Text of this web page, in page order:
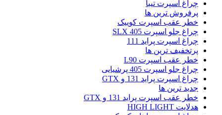
چراغ اسپرت تیبا
پرفروش ترین ها
خطر عقب اسپرت کوییک
چراغ جلو اسپرت 405 SLX
چراغ اسپرت پراید 111
پرتخفیف ترین ها
خطر عقب اسپرت L90
چراغ جلو اسپرت 405 پرشیایی
چراغ اسپرت پراید 131 و GTX
جدید ترین ها
خطر عقب اسپرت پراید 131 و GTX
هدلایت HIGH LIGHT